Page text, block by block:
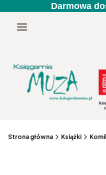
Darmowa
Menu
Strona główna Książki